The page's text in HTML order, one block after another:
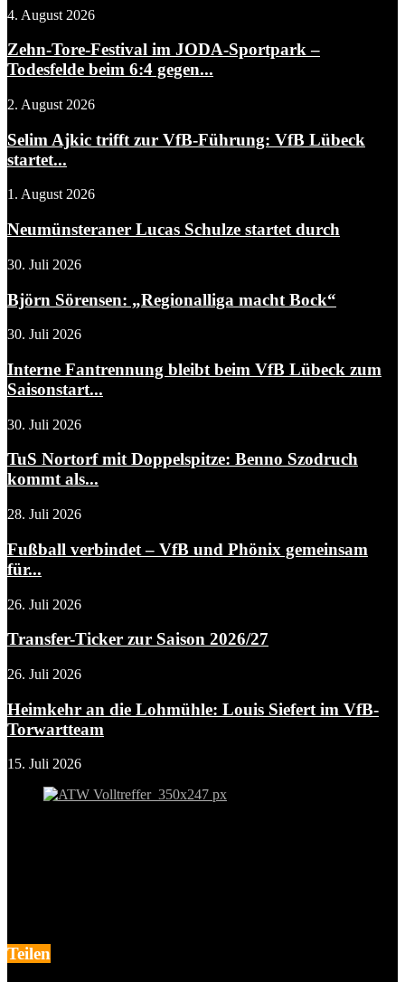
4. August 2026
Zehn-Tore-Festival im JODA-Sportpark –
Todesfelde beim 6:4 gegen...
2. August 2026
Selim Ajkic trifft zur VfB-Führung: VfB Lübeck
startet...
1. August 2026
Neumünsteraner Lucas Schulze startet durch
30. Juli 2026
Björn Sörensen: „Regionalliga macht Bock“
30. Juli 2026
Interne Fantrennung bleibt beim VfB Lübeck zum
Saisonstart...
30. Juli 2026
TuS Nortorf mit Doppelspitze: Benno Szodruch
kommt als...
28. Juli 2026
Fußball verbindet – VfB und Phönix gemeinsam
für...
26. Juli 2026
Transfer-Ticker zur Saison 2026/27
26. Juli 2026
Heimkehr an die Lohmühle: Louis Siefert im VfB-
Torwartteam
15. Juli 2026
Teilen